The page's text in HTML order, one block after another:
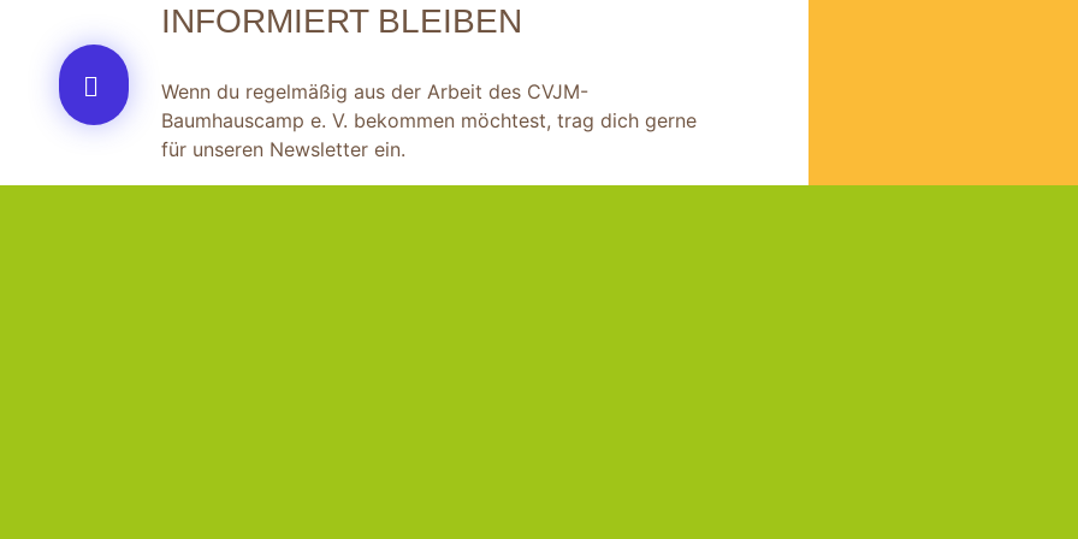
INFORMIERT BLEIBEN
Wenn du regelmäßig aus der Arbeit des CVJM-
Baumhauscamp e. V. bekommen möchtest, trag dich gerne
für unseren Newsletter ein.